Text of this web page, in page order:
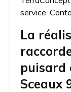
service.
La
puisard
Sceaux